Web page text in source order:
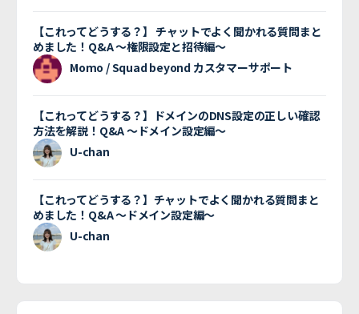
【これってどうする？】 チャットでよく聞かれる質問まと
めました！Q&A 〜権限設定と招待編〜
Momo / Squad beyond カスタマーサポート
【これってどうする？】ドメインのDNS設定の正しい確認
方法を解説！Q&A 〜ドメイン設定編〜
U-chan
【これってどうする？】チャットでよく聞かれる質問まと
めました！Q&A 〜ドメイン設定編〜
U-chan